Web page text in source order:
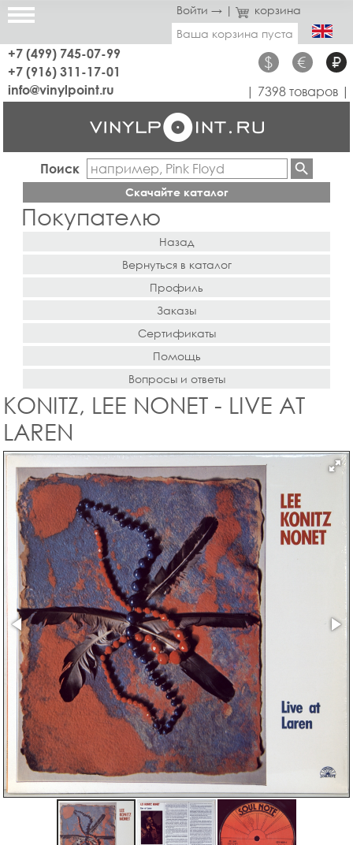
Войти → |
корзина
Ваша корзина пуста
+7 (499) 745-07-99
+7 (916) 311-17-01
$ € ₽
info@vinylpoint.ru | 7398 товаров |
Поиск
Скачайте каталог
Покупателю
Назад
Вернуться в каталог
Профиль
Заказы
Сертификаты
Помощь
Вопросы и ответы
KONITZ, LEE NONET - LIVE AT
LAREN